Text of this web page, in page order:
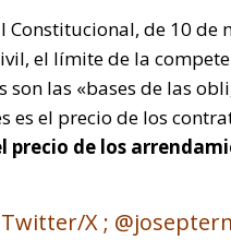
de 10 de
el límite de la
las «bases de las
es el precio de los
precio de los
X ;